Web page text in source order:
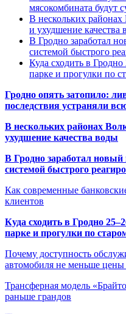
мясокомбината будут
В нескольких
и ухудшение качества
В Гродно заработал
системой быстрого
Куда сходить в
парке и прогулки по
Гродно опять затопило:
последствия устраняли
В нескольких районах
ухудшение качества воды
В Гродно заработал новый
системой быстрого
Как современные
клиентов
Куда сходить в Гродно
парке и прогулки по
Почему доступность
автомобиля не меньше
Трансферная модель
раньше грандов